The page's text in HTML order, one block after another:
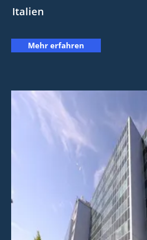
Italien
Mehr erfahren